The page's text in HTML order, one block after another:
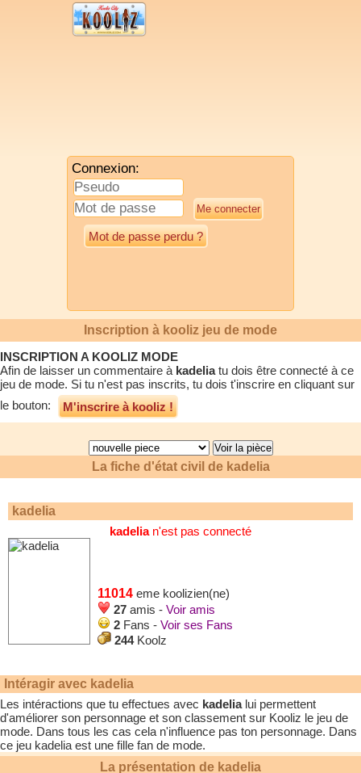
Connexion:
Mot de passe perdu ?
Inscription à kooliz jeu de mode
INSCRIPTION A KOOLIZ MODE
Afin de laisser un commentaire à kadeliatu dois être connecté à ce
jeu de mode. Si tu n'est pas inscrits, tu dois t'inscrire en cliquant sur
le bouton:
M'inscrire à kooliz !
La fiche d'état civil de kadelia
kadelia
kadelian'est pas connecté
11014 eme koolizien(ne)
27 amis - Voir amis
2 Fans - Voir ses Fans
244Koolz
Intéragir avec kadelia
Les intéractions que tu effectues avec kadelialui permettent
d'améliorer son personnage et son classement sur Kooliz le jeu de
mode. Dans tous les cas cela n'influence pas ton personnage. Dans
ce jeu kadelia est une fille fan de mode.
La présentation de kadelia